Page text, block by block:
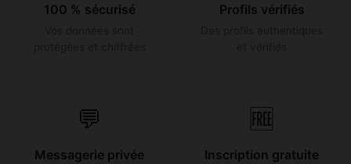
100 % sécurisé Profils vérifiés
💬
Messagerie privée
🆓
Inscription gratuite